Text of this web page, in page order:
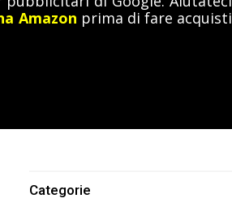
Amazon prima di fare acquisti
Categorie